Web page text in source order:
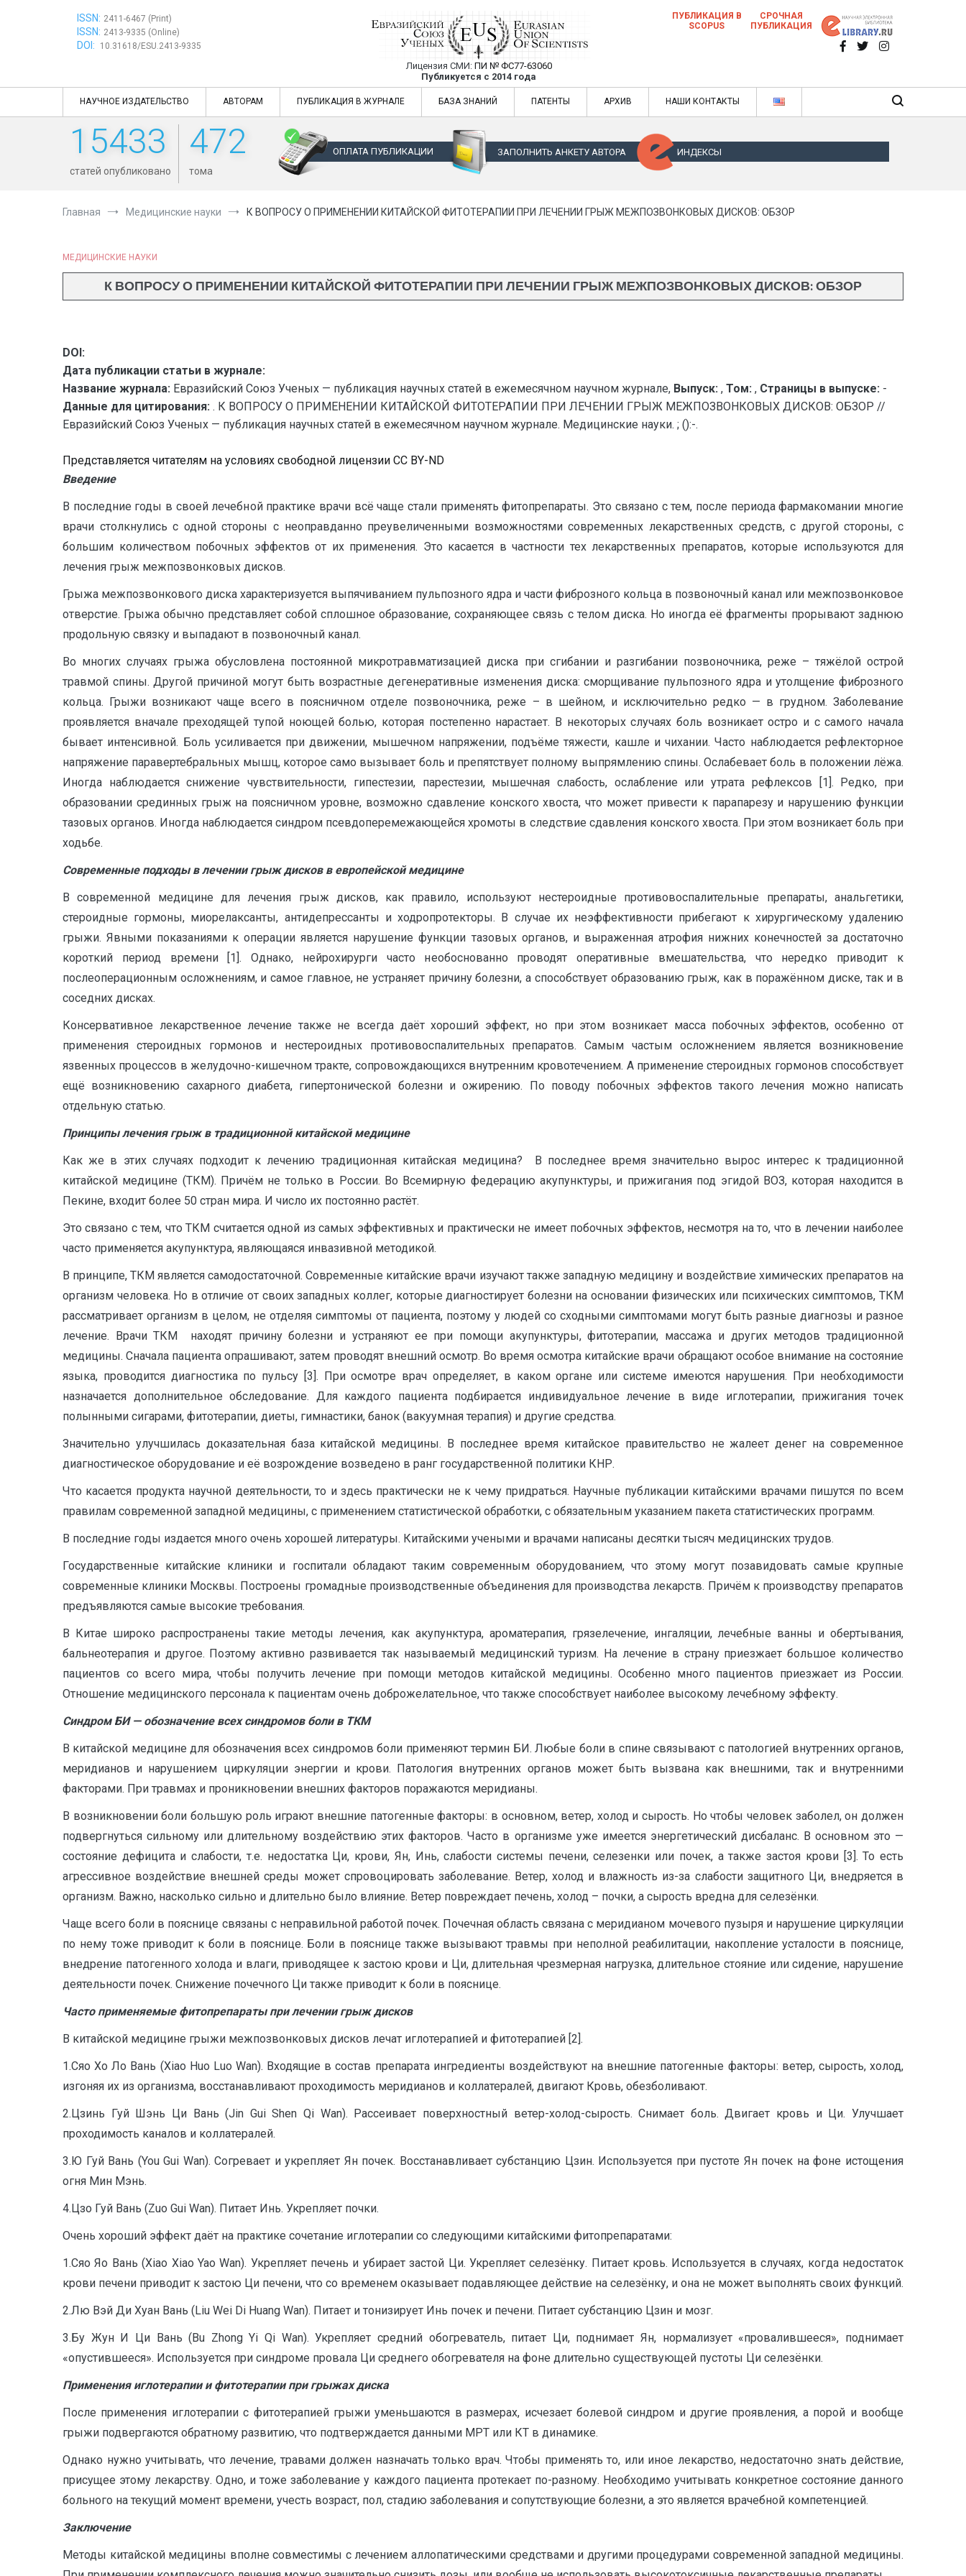
ISSN: 2411-6467 (Print)
ISSN: 2413-9335 (Online)
DOI: 10.31618/ESU.2413-9335
Евразийский Союз Ученых — публикация научных статей в ежемесячном научном
журнале
Лицензия СМИ: ПИ № ФС77-63060
Публикуется с 2014 года
Евразийский Союз Ученых — публикация научных статей в ежемесячном научном журнале
ПУБЛИКАЦИЯ В
SCOPUS
СРОЧНАЯ
ПУБЛИКАЦИЯ
НАУЧНОЕ ИЗДАТЕЛЬСТВО АВТОРАМ ПУБЛИКАЦИЯ В ЖУРНАЛЕ БАЗА ЗНАНИЙ ПАТЕНТЫ АРХИВ НАШИ КОНТАКТЫ
15433
статей опубликовано
472
тома
ОПЛАТА ПУБЛИКАЦИИ ЗАПОЛНИТЬ АНКЕТУ АВТОРА ИНДЕКСЫ
Главная Медицинские науки К ВОПРОСУ О ПРИМЕНЕНИИ КИТАЙСКОЙ ФИТОТЕРАПИИ ПРИ ЛЕЧЕНИИ ГРЫЖ МЕЖПОЗВОНКОВЫХ ДИСКОВ: ОБЗОР
МЕДИЦИНСКИЕ НАУКИ
К ВОПРОСУ О ПРИМЕНЕНИИ КИТАЙСКОЙ ФИТОТЕРАПИИ ПРИ ЛЕЧЕНИИ ГРЫЖ МЕЖПОЗВОНКОВЫХ ДИСКОВ: ОБЗОР
DOI:
Дата публикации статьи в журнале:
Название журнала: Евразийский Союз Ученых — публикация научных статей в ежемесячном научном журнале, Выпуск: , Том: , Страницы в выпуске: -
Данные для цитирования: . К ВОПРОСУ О ПРИМЕНЕНИИ КИТАЙСКОЙ ФИТОТЕРАПИИ ПРИ ЛЕЧЕНИИ ГРЫЖ МЕЖПОЗВОНКОВЫХ ДИСКОВ: ОБЗОР //
Евразийский Союз Ученых — публикация научных статей в ежемесячном научном журнале. Медицинские науки. ; ():-.
Представляется читателям на условиях свободной лицензии CC BY-ND
Введение
В последние годы в своей лечебной практике врачи всё чаще стали применять фитопрепараты. Это связано с тем, после периода фармакомании многие
врачи столкнулись с одной стороны с неоправданно преувеличенными возможностями современных лекарственных средств, с другой стороны, с
большим количеством побочных эффектов от их применения. Это касается в частности тех лекарственных препаратов, которые используются для
лечения грыж межпозвонковых дисков.
Грыжа межпозвонкового диска характеризуется выпячиванием пульпозного ядра и части фиброзного кольца в позвоночный канал или межпозвонковое
отверстие. Грыжа обычно представляет собой сплошное образование, сохраняющее связь с телом диска. Но иногда её фрагменты прорывают заднюю
продольную связку и выпадают в позвоночный канал.
Во многих случаях грыжа обусловлена постоянной микротравматизацией диска при сгибании и разгибании позвоночника, реже – тяжёлой острой
травмой спины. Другой причиной могут быть возрастные дегенеративные изменения диска: сморщивание пульпозного ядра и утолщение фиброзного
кольца. Грыжи возникают чаще всего в поясничном отделе позвоночника, реже – в шейном, и исключительно редко — в грудном. Заболевание
проявляется вначале преходящей тупой ноющей болью, которая постепенно нарастает. В некоторых случаях боль возникает остро и с самого начала
бывает интенсивной. Боль усиливается при движении, мышечном напряжении, подъёме тяжести, кашле и чихании. Часто наблюдается рефлекторное
напряжение паравертебральных мышц, которое само вызывает боль и препятствует полному выпрямлению спины. Ослабевает боль в положении лёжа.
Иногда наблюдается снижение чувствительности, гипестезии, парестезии, мышечная слабость, ослабление или утрата рефлексов [1]. Редко, при
образовании срединных грыж на поясничном уровне, возможно сдавление конского хвоста, что может привести к парапарезу и нарушению функции
тазовых органов. Иногда наблюдается синдром псевдоперемежающейся хромоты в следствие сдавления конского хвоста. При этом возникает боль при
ходьбе.
Современные подходы в лечении грыж дисков в европейской медицине
В современной медицине для лечения грыж дисков, как правило, используют нестероидные противовоспалительные препараты, анальгетики,
стероидные гормоны, миорелаксанты, антидепрессанты и ходропротекторы. В случае их неэффективности прибегают к хирургическому удалению
грыжи. Явными показаниями к операции является нарушение функции тазовых органов, и выраженная атрофия нижних конечностей за достаточно
короткий период времени [1]. Однако, нейрохирурги часто необоснованно проводят оперативные вмешательства, что нередко приводит к
послеоперационным осложнениям, и самое главное, не устраняет причину болезни, а способствует образованию грыж, как в поражённом диске, так и в
соседних дисках.
Консервативное лекарственное лечение также не всегда даёт хороший эффект, но при этом возникает масса побочных эффектов, особенно от
применения стероидных гормонов и нестероидных противовоспалительных препаратов. Самым частым осложнением является возникновение
язвенных процессов в желудочно-кишечном тракте, сопровождающихся внутренним кровотечением. А применение стероидных гормонов способствует
ещё возникновению сахарного диабета, гипертонической болезни и ожирению. По поводу побочных эффектов такого лечения можно написать
отдельную статью.
Принципы лечения грыж в традиционной китайской медицине
Как же в этих случаях подходит к лечению традиционная китайская медицина? В последнее время значительно вырос интерес к традиционной
китайской медицине (ТКМ). Причём не только в России. Во Всемирную федерацию акупунктуры, и прижигания под эгидой ВОЗ, которая находится в
Пекине, входит более 50 стран мира. И число их постоянно растёт.
Это связано с тем, что ТКМ считается одной из самых эффективных и практически не имеет побочных эффектов, несмотря на то, что в лечении наиболее
часто применяется акупунктура, являющаяся инвазивной методикой.
В принципе, ТКМ является самодостаточной. Современные китайские врачи изучают также западную медицину и воздействие химических препаратов на
организм человека. Но в отличие от своих западных коллег, которые диагностирует болезни на основании физических или психических симптомов, ТКМ
рассматривает организм в целом, не отделяя симптомы от пациента, поэтому у людей со сходными симптомами могут быть разные диагнозы и разное
лечение. Врачи ТКМ находят причину болезни и устраняют ее при помощи акупунктуры, фитотерапии, массажа и других методов традиционной
медицины. Сначала пациента опрашивают, затем проводят внешний осмотр. Во время осмотра китайские врачи обращают особое внимание на состояние
языка, проводится диагностика по пульсу [3]. При осмотре врач определяет, в каком органе или системе имеются нарушения. При необходимости
назначается дополнительное обследование. Для каждого пациента подбирается индивидуальное лечение в виде иглотерапии, прижигания точек
полынными сигарами, фитотерапии, диеты, гимнастики, банок (вакуумная терапия) и другие средства.
Значительно улучшилась доказательная база китайской медицины. В последнее время китайское правительство не жалеет денег на современное
диагностическое оборудование и её возрождение возведено в ранг государственной политики КНР.
Что касается продукта научной деятельности, то и здесь практически не к чему придраться. Научные публикации китайскими врачами пишутся по всем
правилам современной западной медицины, с применением статистической обработки, с обязательным указанием пакета статистических программ.
В последние годы издается много очень хорошей литературы. Китайскими учеными и врачами написаны десятки тысяч медицинских трудов.
Государственные китайские клиники и госпитали обладают таким современным оборудованием, что этому могут позавидовать самые крупные
современные клиники Москвы. Построены громадные производственные объединения для производства лекарств. Причём к производству препаратов
предъявляются самые высокие требования.
В Китае широко распространены такие методы лечения, как акупунктура, ароматерапия, грязелечение, ингаляции, лечебные ванны и обертывания,
бальнеотерапия и другое. Поэтому активно развивается так называемый медицинский туризм. На лечение в страну приезжает большое количество
пациентов со всего мира, чтобы получить лечение при помощи методов китайской медицины. Особенно много пациентов приезжает из России.
Отношение медицинского персонала к пациентам очень доброжелательное, что также способствует наиболее высокому лечебному эффекту.
Синдром БИ — обозначение всех синдромов боли в ТКМ
В китайской медицине для обозначения всех синдромов боли применяют термин БИ. Любые боли в спине связывают с патологией внутренних органов,
меридианов и нарушением циркуляции энергии и крови. Патология внутренних органов может быть вызвана как внешними, так и внутренними
факторами. При травмах и проникновении внешних факторов поражаются меридианы.
В возникновении боли большую роль играют внешние патогенные факторы: в основном, ветер, холод и сырость. Но чтобы человек заболел, он должен
подвергнуться сильному или длительному воздействию этих факторов. Часто в организме уже имеется энергетический дисбаланс. В основном это —
состояние дефицита и слабости, т.е. недостатка Ци, крови, Ян, Инь, слабости системы печени, селезенки или почек, а также застоя крови [3]. То есть
агрессивное воздействие внешней среды может спровоцировать заболевание. Ветер, холод и влажность из-за слабости защитного Ци, внедряется в
организм. Важно, насколько сильно и длительно было влияние. Ветер повреждает печень, холод – почки, а сырость вредна для селезёнки.
Чаще всего боли в пояснице связаны с неправильной работой почек. Почечная область связана с меридианом мочевого пузыря и нарушение циркуляции
по нему тоже приводит к боли в пояснице. Боли в пояснице также вызывают травмы при неполной реабилитации, накопление усталости в пояснице,
внедрение патогенного холода и влаги, приводящее к застою крови и Ци, длительная чрезмерная нагрузка, длительное стояние или сидение, нарушение
деятельности почек. Снижение почечного Ци также приводит к боли в пояснице.
Часто применяемые фитопрепараты при лечении грыж дисков
В китайской медицине грыжи межпозвонковых дисков лечат иглотерапией и фитотерапией [2].
1.Сяо Хо Ло Вань (Xiao Huo Luo Wan). Входящие в состав препарата ингредиенты воздействуют на внешние патогенные факторы: ветер, сырость, холод,
изгоняя их из организма, восстанавливают проходимость меридианов и коллатералей, двигают Кровь, обезболивают.
2.Цзинь Гуй Шэнь Ци Вань (Jin Gui Shen Qi Wan). Рассеивает поверхностный ветер-холод-сырость. Снимает боль. Двигает кровь и Ци. Улучшает
проходимость каналов и коллатералей.
3.Ю Гуй Вань (You Gui Wan). Согревает и укрепляет Ян почек. Восстанавливает субстанцию Цзин. Используется при пустоте Ян почек на фоне истощения
огня Мин Мэнь.
4.Цзо Гуй Вань (Zuo Gui Wan). Питает Инь. Укрепляет почки.
Очень хороший эффект даёт на практике сочетание иглотерапии со следующими китайскими фитопрепаратами:
1.Сяо Яо Вань (Xiao Xiao Yao Wan). Укрепляет печень и убирает застой Ци. Укрепляет селезёнку. Питает кровь. Используется в случаях, когда недостаток
крови печени приводит к застою Ци печени, что со временем оказывает подавляющее действие на селезёнку, и она не может выполнять своих функций.
2.Лю Вэй Ди Хуан Вань (Liu Wei Di Huang Wan). Питает и тонизирует Инь почек и печени. Питает субстанцию Цзин и мозг.
3.Бу Жун И Ци Вань (Bu Zhong Yi Qi Wan). Укрепляет средний обогреватель, питает Ци, поднимает Ян, нормализует «провалившееся», поднимает
«опустившееся». Используется при синдроме провала Ци среднего обогревателя на фоне длительно существующей пустоты Ци селезёнки.
Применения иглотерапии и фитотерапии при грыжах диска
После применения иглотерапии с фитотерапией грыжи уменьшаются в размерах, исчезает болевой синдром и другие проявления, а порой и вообще
грыжи подвергаются обратному развитию, что подтверждается данными МРТ или КТ в динамике.
Однако нужно учитывать, что лечение, травами должен назначать только врач. Чтобы применять то, или иное лекарство, недостаточно знать действие,
присущее этому лекарству. Одно, и тоже заболевание у каждого пациента протекает по-разному. Необходимо учитывать конкретное состояние данного
больного на текущий момент времени, учесть возраст, пол, стадию заболевания и сопутствующие болезни, а это является врачебной компетенцией.
Заключение
Методы китайской медицины вполне совместимы с лечением аллопатическими средствами и другими процедурами современной западной медицины.